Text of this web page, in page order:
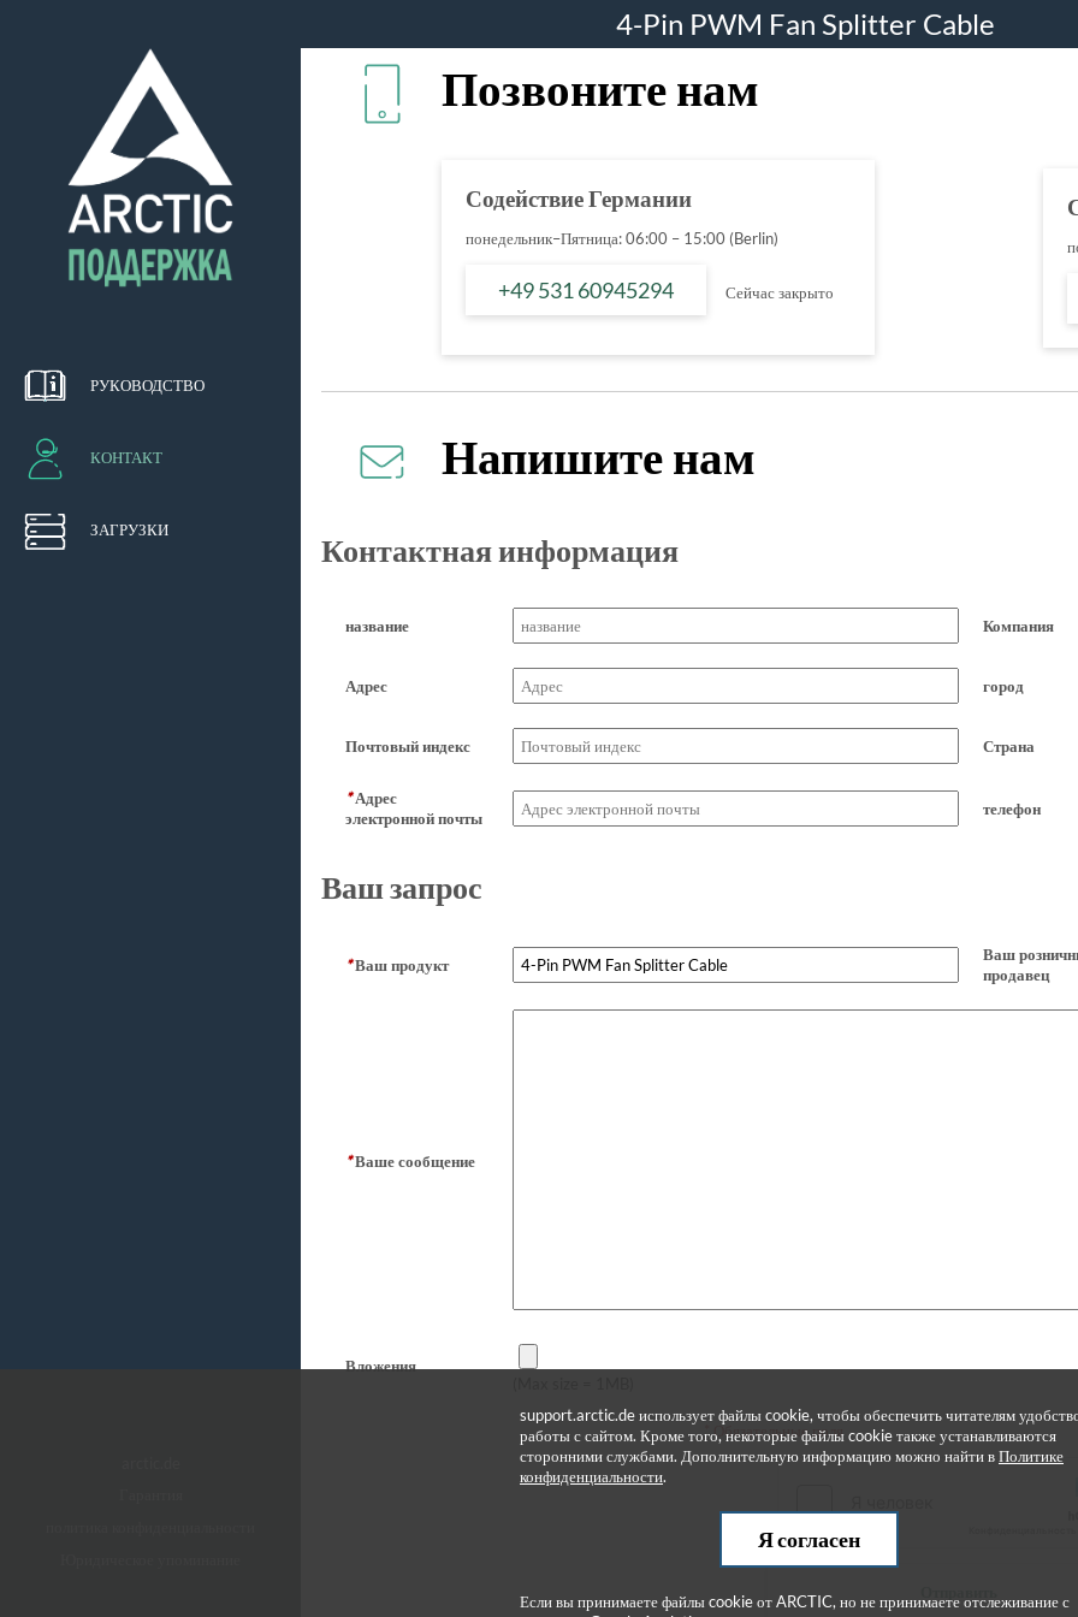
4-Pin PWM Fan Splitter Cable
РУКОВОДСТВО
КОНТАКТ
ЗАГРУЗКИ
Позвоните нам
Содействие Германии
понедельник–Пятница: 06:00 – 15:00 (Berlin)
+49 531 60945294 Сейчас закрыто
Напишите нам
Контактная информация
название Компания
Адрес город
Почтовый индекс Страна
*Адрес
электронной почты
телефон
Ваш запрос
*Ваш продукт
Ваш
продавец
*Ваше сообщение
Вложения
* Обязательные поля
support.arctic.de использует файлы cookie, чтобы обеспечить читателям
работы с сайтом. Кроме того, некоторые файлы cookie также устанавливаются
сторонними службами. Дополнительную информацию можно найти вПолитике
конфиденциальности.
Я согласен
Если вы принимаете файлы cookie от ARCTIC, но не принимаете отслеживание с